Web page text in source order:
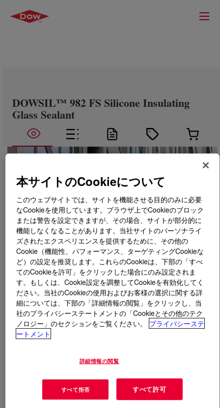
DOWSIL™ 982 FS Silicone Insulating
Glass Sealant
とはDOWSIL™ 982 FS Silicone Insulating Glass
Sealant?
PVC-U、ガラス、施釉表面およびレンガのシーリングの
ために特別に開発された 1 成分形、中性硬化型、低弾性
シリコーンシーラント。DOWSIL™ 982 は硬化すると、
化学的安定性に優れた耐久性、弾性、柔軟性の高いシリ
コーンシールになり、風雨に耐えられる接着強度を発揮
します。DOWSIL™ 982 は、ガラスだけでなく、亜鉛め
強度を発揮します。
本サイトのCookieについて
このウェブサイトでは、サイトを機能させる目的のみに必要
なCookieを使用しています。ブラウザ上でCookieのブロック
または警告を設定できますが、その場合、サイトが部分的に
機能しなくなることがあります。当社サイトのパーソナライ
ズされたエクスペリエンスを提供するために、その他の
Cookie（機能性、パフォーマンス、ターゲティングCookieな
ど）の設定を推奨します。これらのCookieは、下部の「すべ
てのCookieを許可」をクリックした場合にのみ設定されま
す。もしくは、Cookie設定を調整してCookieを有効化してく
ださい。当社のCookieの使用およびお客様の選択に関する詳
細については、下部の「詳細情報の閲覧」をクリックし、当
社のプライバシーステートメントの「Cookieとその他のテク
ノロジー」のセクションをご覧ください。
プライバシーステ
ートメント
詳細情報の閲覧
すべて拒否 すべて許可